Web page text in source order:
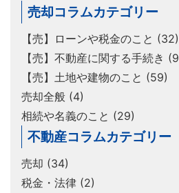
売却コラムカテゴリー
【売】ローンや税金のこと (32)
【売】不動産に関する手続き
【売】土地や建物のこと (59)
売却全般 (4)
相続や名義のこと (29)
不動産コラムカテゴリー
売却 (34)
税金・法律 (2)